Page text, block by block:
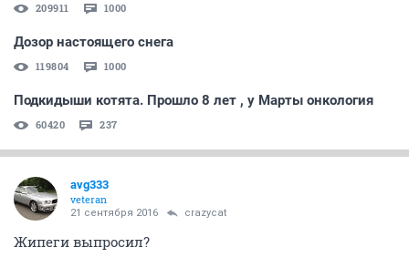
209911 1000
Дозор настоящего снега
119804 1000
Подкидыши котята. Прошло 8 лет , у Марты онкология
60420 237
avg333
veteran
21 сентября 2016 crazycat
Жипеги выпросил?